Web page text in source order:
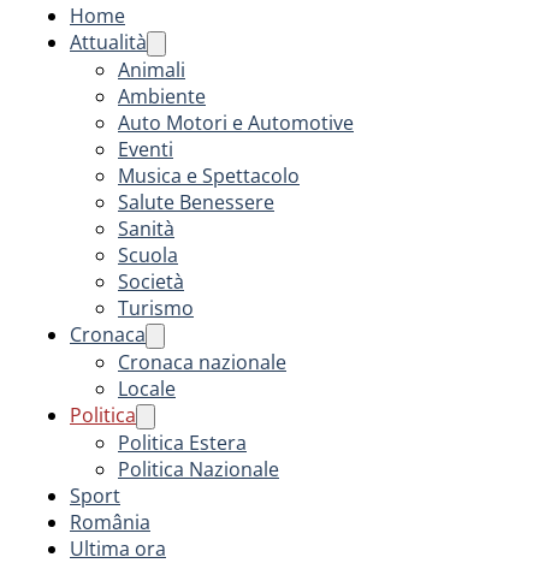
Home
Attualità
Animali
Ambiente
Auto Motori e Automotive
Eventi
Musica e Spettacolo
Salute Benessere
Sanità
Scuola
Società
Turismo
Cronaca
Cronaca nazionale
Locale
Politica
Politica Estera
Politica Nazionale
Sport
România
Ultima ora